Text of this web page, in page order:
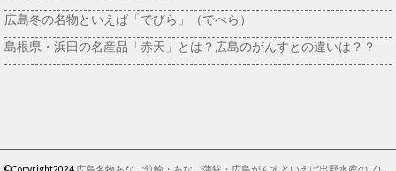
広島冬の名物といえば「でびら」（でべら）
島根県・浜田の名産品「赤天」とは？広島のがんすとの違いは？？